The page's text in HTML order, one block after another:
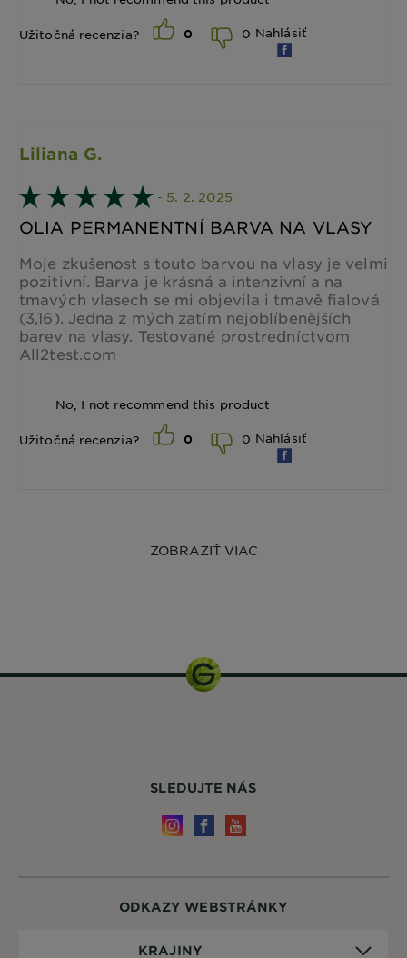
Užitočná recenzia? 0 0 Nahlásiť
Liliana G.
- 5. 2. 2025
OLIA PERMANENTNÍ BARVA NA VLASY
Moje zkušenost s touto barvou na vlasy je velmi
pozitivní. Barva je krásná a intenzivní a na
tmavých vlasech se mi objevila i tmavě fialová
(3,16). Jedna z mých zatím nejoblíbenějších
barev na vlasy. Testované prostredníctvom
All2test.com
No, I not recommend this product
Užitočná recenzia? 0 0 Nahlásiť
ZOBRAZIŤ VIAC
ODKAZY WEBSTRÁNKY
KRAJINY
SLEDUJTE NÁS